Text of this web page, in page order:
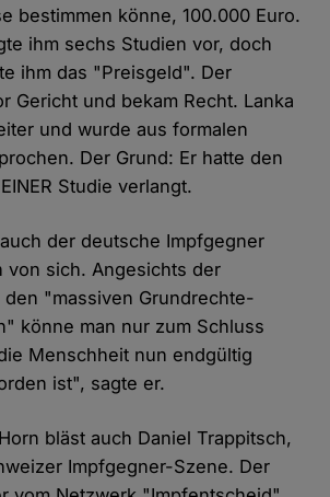
bestimmen könne, 100.000 Euro.
ihm sechs Studien vor, doch
ihm das "Preisgeld". Der
Gericht und bekam Recht. Lanka
und wurde aus formalen
Der Grund: Er hatte den
Studie verlangt.
der deutsche Impfgegner
von sich. Angesichts der
den "massiven Grundrechte-
könne man nur zum Schluss
Menschheit nun endgültig
ist", sagte er.
bläst auch Daniel Trappitsch,
Impfgegner-Szene. Der